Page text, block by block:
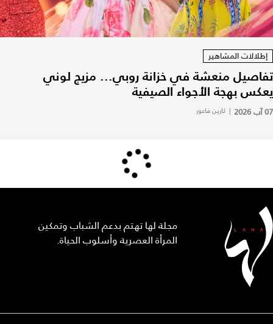
إطلالات المشاهير
تفاصيل منعشة في خزانة روبي... مزيج لوني
يعكس بهجة الأجواء الصيفية
07 آب 2026 | كارين فاعور
مجلة لها تهتم بدعم الشباب وتمكين
المرأة العصرية وأسلوب الحياة.